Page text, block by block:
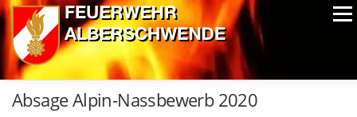
Zum
Inhalt
springen
Menü
ALPIN-NASSWETTBEWERB MITGLIEDER
AUSRÜSTUNG CHRONIK EXTRAS
Absage Alpin-Nassbewerb 2020